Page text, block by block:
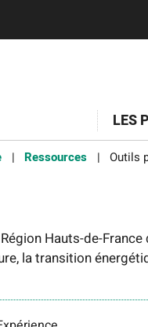
LES
Ressources Outils
Hauts-de-
la transition